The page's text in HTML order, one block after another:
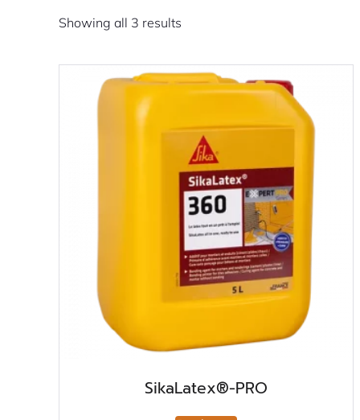
Showing all 3 results
SikaLatex®-PRO